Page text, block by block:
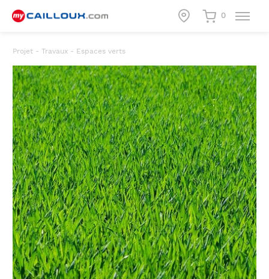
0
Projet - Travaux - Espaces verts